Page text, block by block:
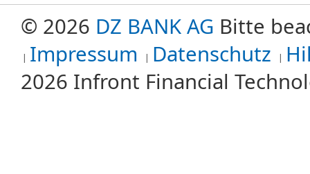
© 2026 DZ BANK AG Bitte
Impressum
Datenschutz
2026 Infront Financial